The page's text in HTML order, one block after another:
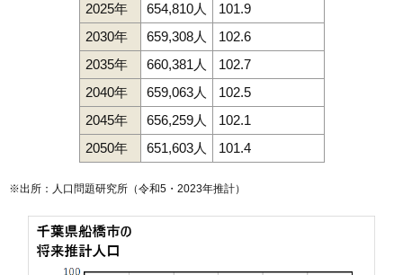
2025年
654,810人
101.9
2030年
659,308人
102.6
2035年
660,381人
102.7
2040年
659,063人
102.5
2045年
656,259人
102.1
2050年
651,603人 101.4
※出所：人口問題研究所（令和5・2023年推計）